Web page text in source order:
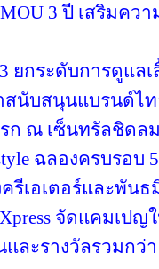
3 ปี เสริมคว
ยกระดับการดูแ
สนับสนุนแบรนด์ไ
ก ณ เซ็นทรัลชิดล
ฉลองครบรอ
ครีเอเตอร์และพั
จัดแคมเป
ะรางวัลรวมกว่า